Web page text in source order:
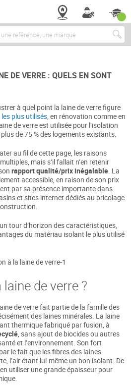
Chercher
DE VERRE : QUELS EN SONT
à quel point la laine de verre figure
plus utilisés, en rénovation comme en
de verre est utilisée pour l’isolation
de 75 % des logements existants.
au fil de cette page, les raisons
mais s’il fallait n’en retenir
rapport qualité/prix inégalable. La
accessible, en raison de son prix
par sa présence importante dans
et sites internet dédiés au bricolage
tour d’horizon des caractéristiques,
du matériau isolant le plus utilisé
laine de verre ?
de verre fait partie de la famille des
des laines minérales. La laine
thermique fabriqué par fusion, à
, sans ajout de biocides ou autres
et l’environnement. Son fort
le fait que les fibres des laines
l’air étant lui-même un bon isolant. De
utiliser une grande épaisseur pour